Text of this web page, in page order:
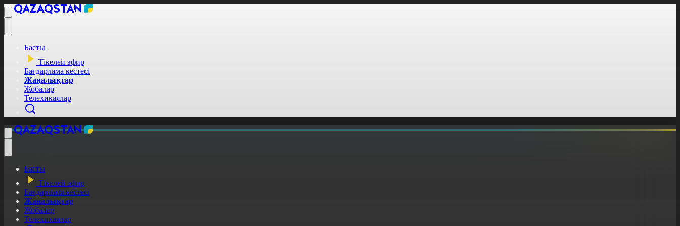
Басты
Тікелей эфир
Бағдарлама кестесі
Жаңалықтар
Жобалар
Телехикаялар
Басты
Тікелей эфир
Бағдарлама кестесі
Жаңалықтар
Жобалар
Телехикаялар